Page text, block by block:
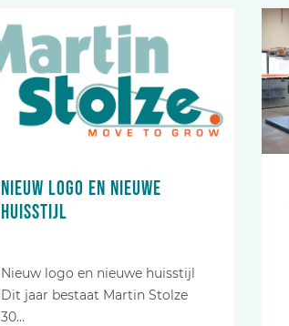
Nieuw logo en nieuwe
huisstijl
Nieuw logo en nieuwe huisstijl
Dit jaar bestaat Martin Stolze
30…